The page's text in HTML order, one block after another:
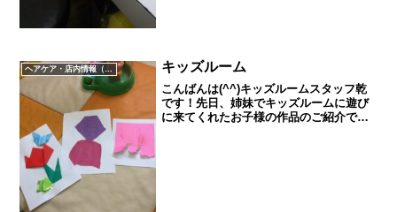
ヘアケア・店内情報（キャンペーン以外）など キッズルーム
こんばんは(^^)キッズルームスタッフ乾
です！先日、姉妹でキッズルームに遊び
に来てくれたお子様の作品のご紹介です